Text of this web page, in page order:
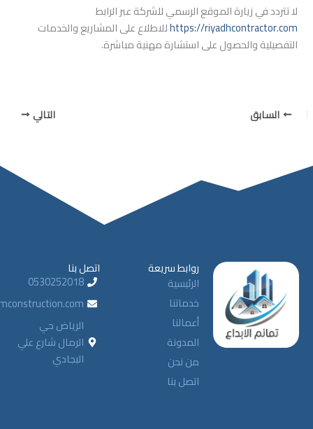
الموقع الرسمي للشركة عبر الرابط
https://للاطلاع على المشاريع والخدمات
على استشارة مهنية مباشرة.
روابط سريعة
الرئيسية
خدماتنا
أعمالنا
المدونة
اتصل بنا
0530252018
info@tamayimconstruction.com
الرمال شارع علي